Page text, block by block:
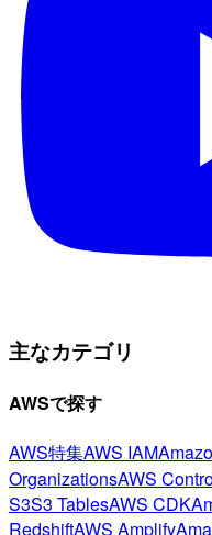
主なカテゴリ
AWSで探す
AWS特集AWS IAM
OrganizationsAWS
S3S3 TablesAWS CDK
RedshiftAWS Amplify